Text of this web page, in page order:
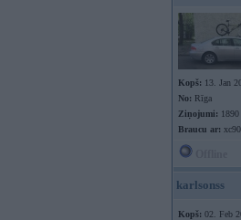
Kopš: 13. Jan
No: Rīga
Ziņojumi: 1890
Braucu ar:
karlsonss
Kopš: 02. Feb